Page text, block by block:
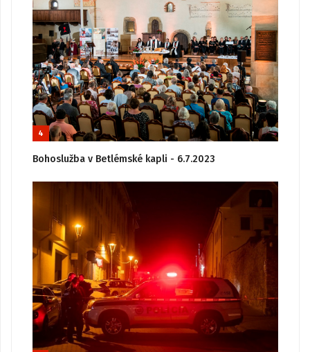
4
Bohoslužba v Betlémské kapli - 6.7.2023